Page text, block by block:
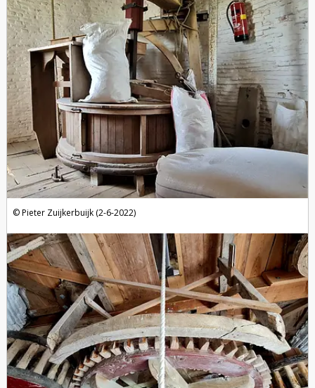
Pieter Zuijkerbuijk (2-6-2022)